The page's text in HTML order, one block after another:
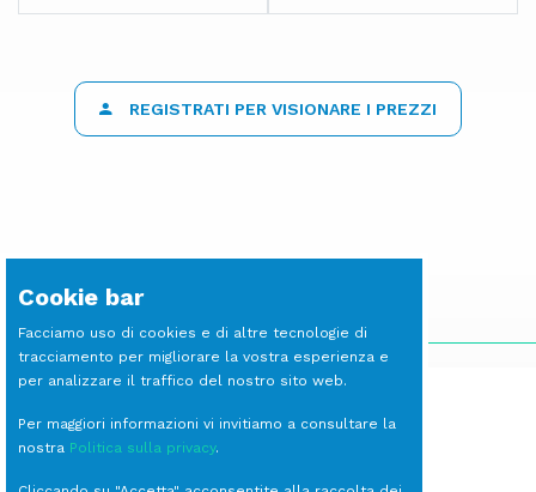
REGISTRATI PER VISIONARE I PREZZI
Cookie bar
Facciamo uso di cookies e di altre tecnologie di
tracciamento per migliorare la vostra esperienza e
per analizzare il traffico del nostro sito web.
Per maggiori informazioni vi invitiamo a consultare la
nostra Politica sulla privacy.